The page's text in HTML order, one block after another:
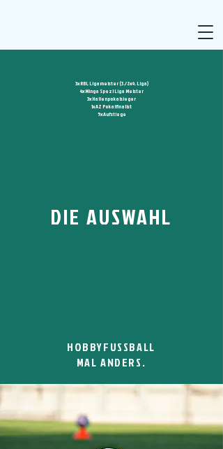
3x RBL Ligameister (3./2x4. Liga)
4x Minga Spezl Liga Meister
3x Hallenpokalsieger
1x AZ Pokalfinalist
5x Aufstiege
DIE AUSWAHL
HOBBYFUSSBALL
MAL ANDERS.